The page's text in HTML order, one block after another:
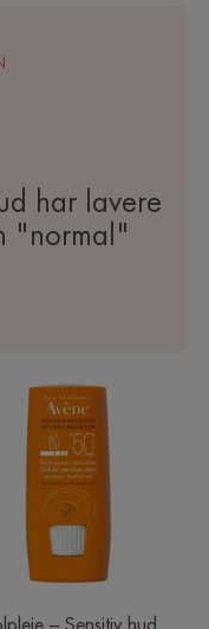
har lavere
"normal"
Sun
Stick
SPF
50+
|
Solstift
utsatte
– Sensitiv hud